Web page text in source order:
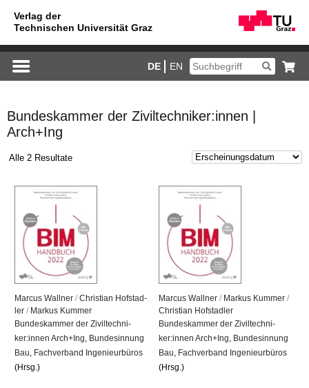
DE EN
Bundeskammer der Ziviltechniker:innen |
Arch+Ing
Alle 2 Resultate
Mar­cus Wall­ner /Chris­ti­an Hof­stad­
ler / Mar­kus Kum­mer
Bun­des­kam­mer der Zi­vil­tech­ni­
ker:innen Arch+Ing, Bun­des­in­nung
Bau, Fach­ver­band In­ge­nieur­bü­ros
(Hrsg.)
Mar­cus Wall­ner/ Mar­kus Kum­mer/
Chris­ti­an Hof­stad­ler
Bun­des­kam­mer der Zi­vil­tech­ni­
ker:innen Arch+Ing, Bun­des­in­nung
Bau, Fach­ver­band In­ge­nieur­bü­ros
(Hrsg.)